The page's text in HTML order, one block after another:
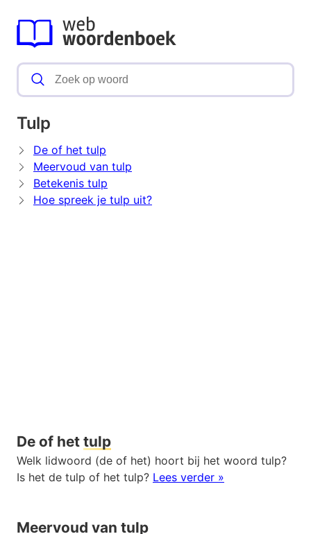
Tulp
De of het tulp
Meervoud van tulp
Betekenis tulp
Hoe spreek je tulp uit?
De of het tulp
Welk lidwoord (de of het) hoort bij het woord tulp?
Is het de tulp of het tulp? Lees verder »
Meervoud van tulp